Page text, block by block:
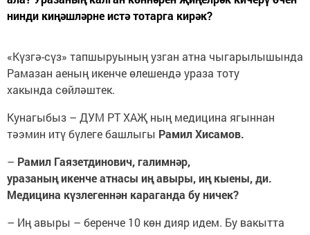
нинди киңәшләрне истә тотарга кирәк?
«Күзгә-сүз» тапшыруының узган атна чыгарылышында
Рамазан аеның икенче өлешендә ураза тоту
хакында сөйләштек.
Кунагыбыз – ДУМ РТ ХАҖ ның медицина ягыннан
тәэмин итү бүлеге башлыгы Рамил Хисамов.
– Рамил Гаязетдинович, галимнәр,
уразаның икенче атнасы иң авыры, иң кыены, ди.
Медицина күзлегеннән караганда бу ничек?
– Иң авыры – беренче 10 көн дияр идем. Бу вакытта